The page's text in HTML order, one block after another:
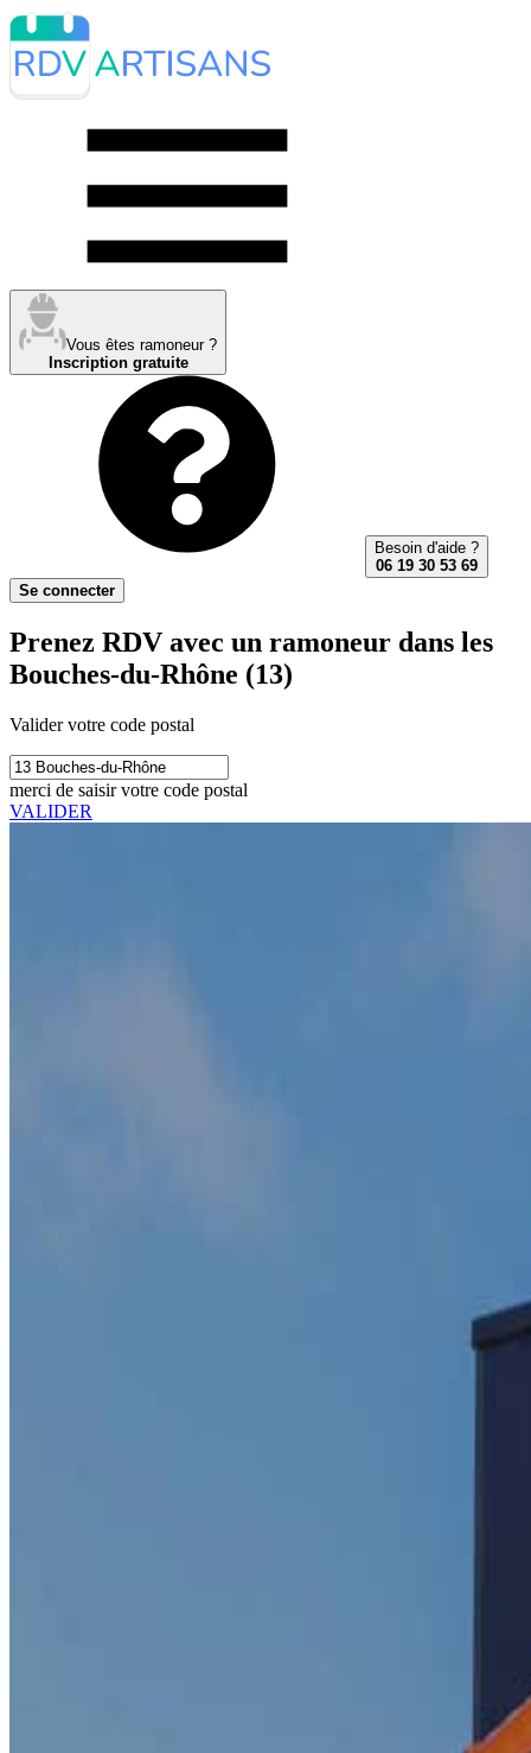
Vous êtes ramoneur ?
Inscription gratuite
Besoin d'aide ?
06 19 30 53 69
Se connecter
Prenez RDV avec un ramoneur dans les
Bouches-du-Rhône (13)
Valider votre code postal
merci de saisir votre code postal
VALIDER